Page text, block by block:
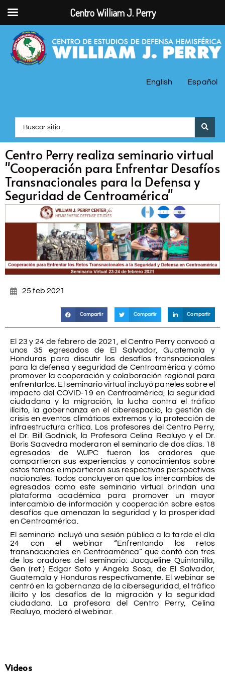
English Español
Centro Perry realiza seminario virtual
"Cooperación para Enfrentar Desafíos
Transnacionales para la Defensa y
Seguridad de Centroamérica"
25 feb 2021
Compartir Compartir Compartir
El 23 y 24 de febrero de 2021, el Centro Perry convocó a
unos 35 egresados de El Salvador, Guatemala y
Honduras para discutir los desafíos transnacionales
para la defensa y seguridad de Centroamérica y cómo
promover la cooperación y colaboración regional para
enfrentarlos. El seminario virtual incluyó paneles sobre el
impacto del COVID-19 en Centroamérica, la seguridad
ciudadana y la migración, la lucha contra el tráfico
ilícito, la gobernanza en el ciberespacio, la gestión de
crisis en eventos climáticos extremos y la protección de
infraestructura crítica. Los profesores del Centro Perry,
el Dr. Bill Godnick, la Profesora Celina Realuyo y el Dr.
Boris Saavedra moderaron el seminario de dos días. 18
egresados de WJPC fueron los oradores que
compartieron sus experiencias y conocimientos sobre
estos temas e impartieron sus respectivas perspectivas
nacionales. Todos concluyeron que los intercambios de
egresados como este seminario virtual brindan una
plataforma académica para promover un mayor
intercambio de información y cooperación sobre estos
desafíos que amenazan la seguridad y la prosperidad
en Centroamérica.
El seminario incluyó una sesión pública a la tarde el día
24 con el webinar “Enfrentando los retos
transnacionales en Centroamérica” que contó con tres
de los oradores del seminario: Jacqueline Quintanilla,
Gen (ret.) Edgar Soto y Angela Sosa, de El Salvador,
Guatemala y Honduras respectivamente. El webinar se
centró en la gobernanza de la ciberseguridad, el tráfico
ilícito y los desafíos de la migración y la seguridad
ciudadana. La profesora del Centro Perry, Celina
Realuyo, moderó el webinar.
Videos
Centro William J. Perry